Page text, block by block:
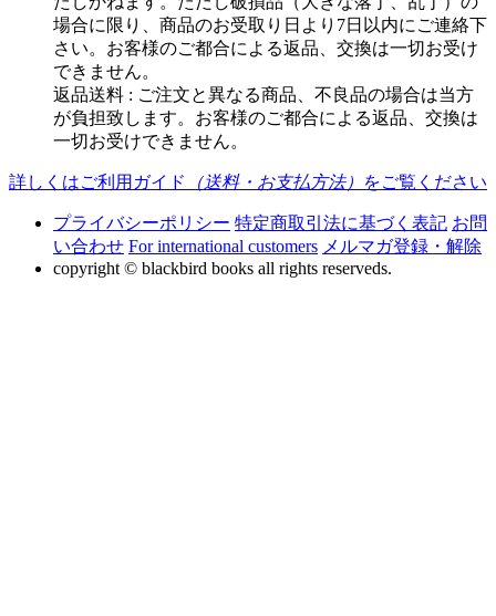
場合に限り、商品のお受取り日より7日以内にご連絡下
さい。お客様のご都合による返品、交換は一切お受け
できません。
返品送料 : ご注文と異なる商品、不良品の場合は当方
が負担致します。お客様のご都合による返品、交換は
一切お受けできません。
詳しくはご利用ガイド （送料・お支払方法） をご覧ください
プライバシーポリシー 特定商取引法に基づく表記 お問
い合わせ For international customers メルマガ登録・解除
copyright © blackbird books all rights reserveds.